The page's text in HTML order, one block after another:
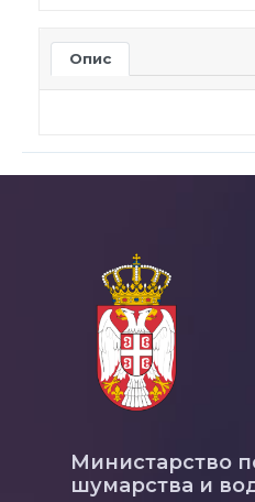
Опис
Министарство
шумарства и